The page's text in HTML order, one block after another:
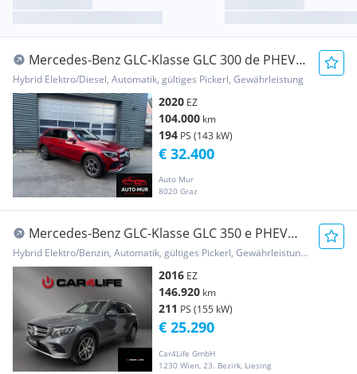
Mercedes-Benz GLC-Klasse GLC 300 de PHEV
4Matic AMG ,Panoramadach
Hybrid Elektro/Diesel, Automatik, gültiges Pickerl, Gewährleistung
2020 EZ
104.000 km
194 PS (143 kW)
Auto Mur
8020 Graz
€ 32.400
Mercedes-Benz GLC-Klasse GLC 350 e PHEV
4Matic Panorama|Burmester|Sitzkl...
Hybrid Elektro/Benzin, Automatik, gültiges Pickerl, Gewährleistung, Garantie
2016 EZ
146.920 km
211 PS (155 kW)
Car4Life GmbH
1230 Wien, 23. Bezirk, Liesing
€ 25.290